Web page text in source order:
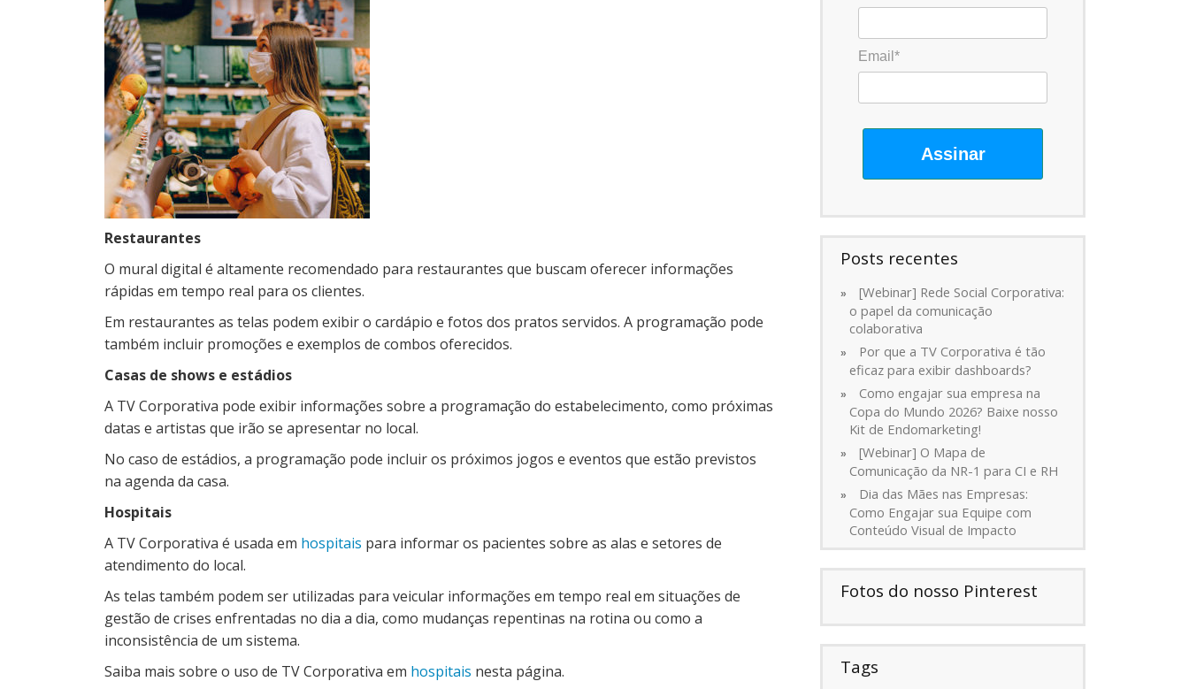
Restaurantes
O mural digital é altamente recomendado para restaurantes que buscam oferecer informações
rápidas em tempo real para os clientes.
Em restaurantes as telas podem exibir o cardápio e fotos dos pratos servidos. A programação pode
também incluir promoções e exemplos de combos oferecidos.
Casas de shows e estádios
A TV Corporativa pode exibir informações sobre a programação do estabelecimento, como próximas
datas e artistas que irão se apresentar no local.
No caso de estádios, a programação pode incluir os próximos jogos e eventos que estão previstos
na agenda da casa.
Hospitais
A TV Corporativa é usada em hospitais para informar os pacientes sobre as alas e setores de
atendimento do local.
As telas também podem ser utilizadas para veicular informações em tempo real em situações de
gestão de crises enfrentadas no dia a dia, como mudanças repentinas na rotina ou como a
inconsistência de um sistema.
Saiba mais sobre o uso de TV Corporativa em hospitais nesta página.
Email*
Assinar
Posts recentes
[Webinar] Rede Social Corporativa:
o papel da comunicação
colaborativa
Por que a TV Corporativa é tão
eficaz para exibir dashboards?
Como engajar sua empresa na
Copa do Mundo 2026? Baixe nosso
Kit de Endomarketing!
[Webinar] O Mapa de
Comunicação da NR-1 para CI e RH
Dia das Mães nas Empresas:
Como Engajar sua Equipe com
Conteúdo Visual de Impacto
Fotos do nosso Pinterest
Tags